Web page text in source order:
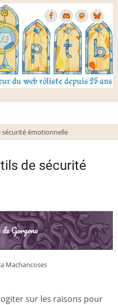
sécurité émotionnelle
de sécurité
Machancoses
sur les raisons pour